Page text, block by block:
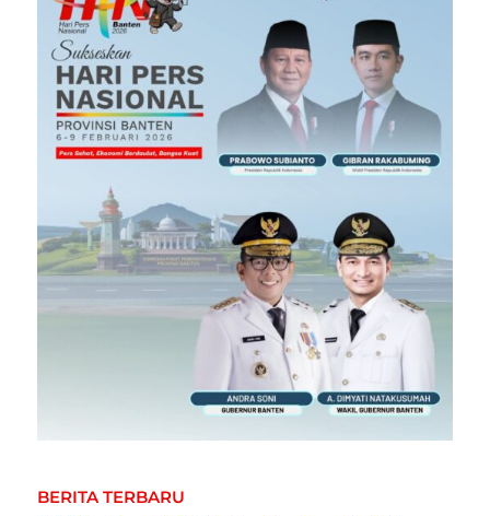
BERITA TERBARU